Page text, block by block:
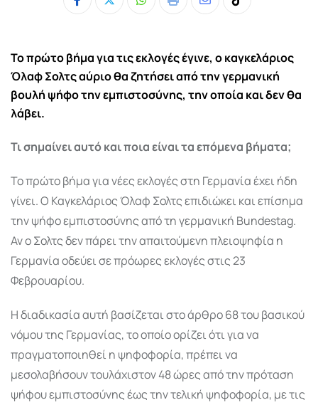
Whatsapp
Print
ShareTiktok
Το πρώτο βήμα για τις εκλογές έγινε, ο καγκελάριος
Όλαφ Σολτς αύριο θα ζητήσει από την γερμανική
βουλή ψήφο την εμπιστοσύνης, την οποία και δεν θα
λάβει.
Τι σημαίνει αυτό και ποια είναι τα επόμενα βήματα;
Το πρώτο βήμα για νέες εκλογές στη Γερμανία έχει ήδη
γίνει. Ο Καγκελάριος Όλαφ Σολτς επιδιώκει και επίσημα
την ψήφο εμπιστοσύνης από τη γερμανική Bundestag.
Αν ο Σολτς δεν πάρει την απαιτούμενηπλειοψηφία η
Γερμανία οδεύει σε πρόωρες εκλογές στις 23
Φεβρουαρίου.
Η διαδικασία αυτή βασίζεται στο άρθρο 68 του βασικού
νόμου της Γερμανίας, το οποίο ορίζει ότι για να
πραγματοποιηθεί η ψηφοφορία, πρέπει να
μεσολαβήσουν τουλάχιστον 48 ώρες από την πρόταση
ψήφου εμπιστοσύνης έως την τελική ψηφοφορία, με τις